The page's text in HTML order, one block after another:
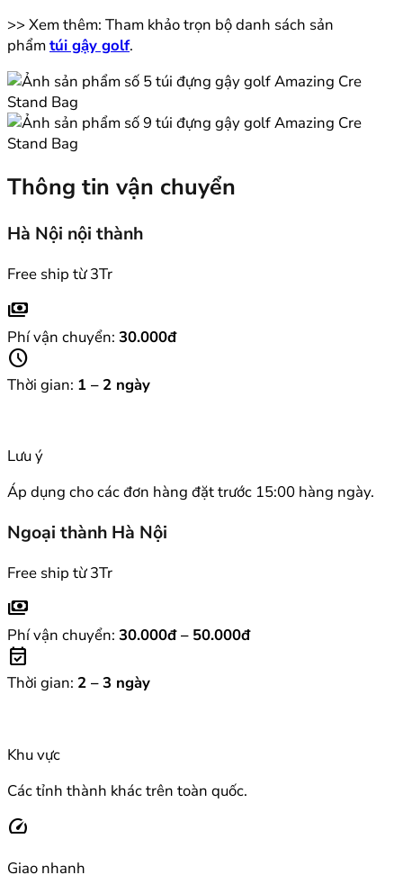
>> Xem thêm: Tham khảo trọn bộ danh sách sản
phẩmtúi gậy golf.
Thông tin vận chuyển
Hà Nội nội thành
Free ship từ 3Tr
payments
Phí vận chuyển: 30.000đ
schedule
Thời gian: 1 – 2 ngày
Lưu ý
Áp dụng cho các đơn hàng đặt trước 15:00 hàng ngày.
Ngoại thành Hà Nội
Free ship từ 3Tr
payments
Phí vận chuyển: 30.000đ – 50.000đ
event_available
Thời gian: 2 – 3 ngày
Khu vực
Các tỉnh thành khác trên toàn quốc.
speed
Giao nhanh